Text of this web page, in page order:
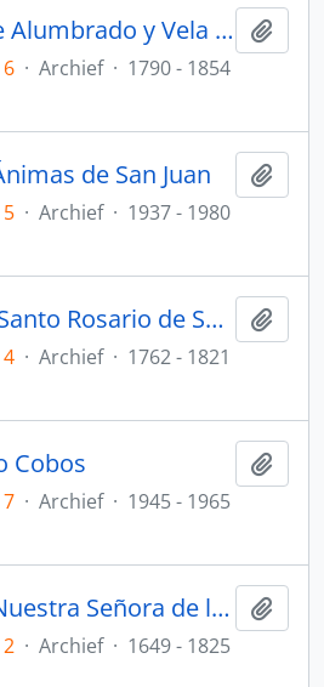
Congregación de Alumbrado y Vela al Santísimo Sacramento
6 · Archief · 1790 - 1854
de San Juan
5 · Archief · 1937 - 1980
Hermandad del Santo Rosario de San Juan
4 · Archief · 1762 - 1821
Cobos
7 · Archief · 1945 - 1965
Hermandad de Nuestra Señora de los Dolores
2 · Archief · 1649 - 1825